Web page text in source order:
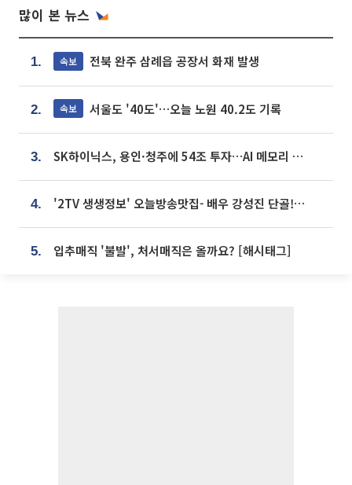
많이 본 뉴스
1. 속보 전북 완주 삼례읍 공장서 화재 발생
2. 속보 서울도 '40도'…오늘 노원 40.2도 기록
3. SK하이닉스, 용인·청주에 54조 투자…AI 메모리 생산기지 키운다
4. '2TV 생생정보' 오늘방송맛집- 배우 강성진 단골! 쌀국수ㆍ푸팟퐁 커리 맛집 '블○○○'
5. 입추매직 '불발', 처서매직은 올까요? [해시태그]